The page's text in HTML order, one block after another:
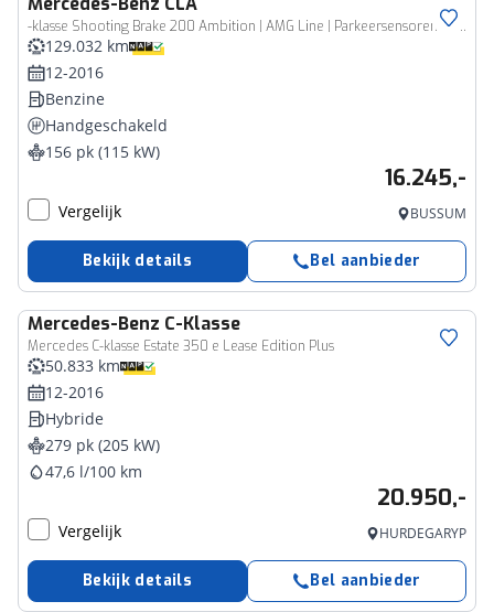
-klasse Shooting Brake 200 Ambition | AMG Line | Parkeersensoren | Garmin navigatie | NL auto | 2e eigenaar |
129.032 km
12-2016
Benzine
Handgeschakeld
156 pk (115 kW)
16.245,-
Vergelijk BUSSUM
Bekijk details Bel aanbieder
Mercedes-Benz C-Klasse
Mercedes C-klasse Estate 350 e Lease Edition Plus
50.833 km
12-2016
Hybride
279 pk (205 kW)
47,6 l/100 km
20.950,-
Vergelijk HURDEGARYP
Bekijk details Bel aanbieder